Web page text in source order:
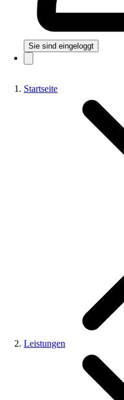
Sie sind eingeloggt
Startseite
Leistungen